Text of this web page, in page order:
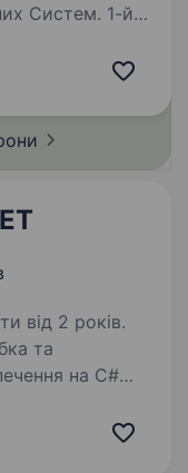
Систем. 1-й
від 2 років.
на C#